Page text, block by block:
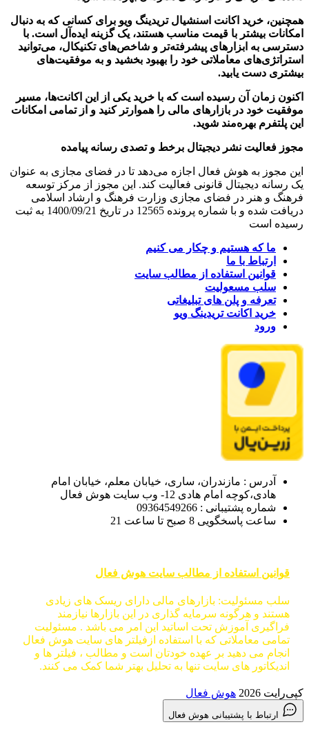
همچنین، خرید اکانت اسنشیال تریدینگ ویو برای کسانی که به دنبال
امکانات بیشتر با قیمت مناسب هستند، یک گزینه ایده‌آل است. با
دسترسی به ابزارهای پیشرفته‌تر و شاخص‌های تکنیکال، می‌توانید
استراتژی‌های معاملاتی خود را بهبود بخشید و به موفقیت‌های
بیشتری دست یابید.
اکنون زمان آن رسیده است که با خرید یکی از این اکانت‌ها، مسیر
موفقیت خود در بازارهای مالی را هموارتر کنید و از تمامی امکانات
این پلتفرم بهره‌مند شوید.
مجوز فعالیت نشر دیجیتال برخط و تصدی رسانه پیامده
این مجوز به هوش فعال اجازه می‌دهد تا در فضای مجازی به عنوان
یک رسانه دیجیتال قانونی فعالیت کند. این مجوز از مرکز توسعه
فرهنگ و هنر در فضای مجازی وزارت فرهنگ و ارشاد اسلامی
دریافت شده و با شماره پرونده 12565 در تاریخ 1400/09/21 به ثبت
رسیده است
ما که هستیم و چکار می کنیم
ارتباط با ما
قوانین استفاده از مطالب سایت
سلب مسعولیت
تعرفه و پلن های تبلیغاتی
خرید اکانت تریدینگ ویو
ورود
آدرس : مازندران، ساری، خیابان معلم، خیابان امام
هادی،کوچه امام هادی 12- وب سایت هوش فعال
شماره پشتیبانی : 09364549266
ساعت پاسخگویی 8 صبح تا ساعت 21
قوانین استفاده از مطالب سایت هوش فعال
سلب مسئولیت: بازارهای مالی دارای ریسک های زیادی
هستند و هرگونه سرمایه گذاری در این بازارها نیازمند
فراگیری آموزش تحت اساتید این امر می باشد . مسئولیت
تمامی معاملاتی که با استفاده ازفیلتر های سایت هوش فعال
انجام می دهید بر عهده خودتان است و مطالب ، فیلتر ها و
اندیکاتور های سایت تنها به تحلیل بهتر شما کمک می کنند.
کپی‌رایت 2026 هوش فعال
ارتباط با پشتیبانی هوش فعال